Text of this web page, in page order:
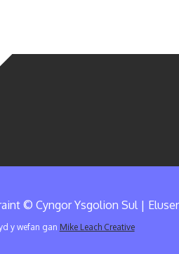
© Cyngor Ysgolion Sul |
y wefan gan Mike Leach Creative